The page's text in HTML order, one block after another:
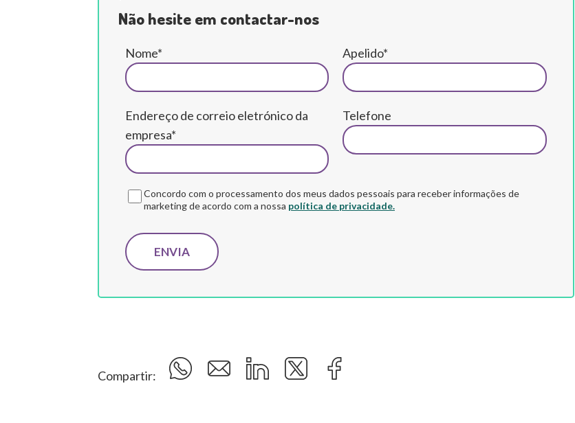
Não hesite em contactar-nos
Nome* Apelido*
Endereço de correio eletrónico da
empresa*
Telefone
Concordo com o processamento dos meus dados pessoais para receber informações de
marketing de acordo com a nossa política de privacidade.
Compartir: